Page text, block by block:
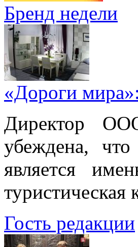
Бренд недели
«Дороги
Директор
убеждена,
является
туристическая
Гость редакции